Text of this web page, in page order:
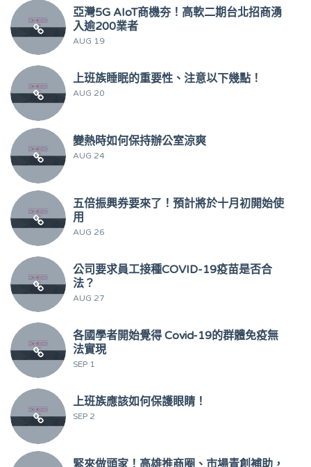
亞灣5G AIoT商機夯！高軟二期台北招商湧
入逾200業者
AUG 19
上班族睡眠的重要性、注意以下幾點！
AUG 20
變熱時如何保持辦公室涼爽
AUG 24
五倍振興券要來了！預計將於十月初開始使
用
AUG 26
公司要求員工接種COVID-19疫苗是否合
法？
AUG 27
各國學者開始覺得 Covid-19的群體免疫無
法實現
SEP 1
上班族應該如何保護眼睛！
SEP 2
緊來做頭家！高雄推商圈、市場青創補助，